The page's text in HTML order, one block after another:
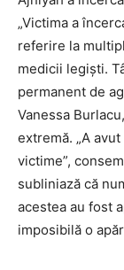
„Victima a
referire la
medicii legiști.
permanent de
Vanessa
extremă. „A
victime”,
subliniază că
acestea au fost
imposibilă o